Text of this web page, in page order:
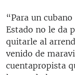
“Para un
Estado no le da
quitarle al
venido de
cuentapropista